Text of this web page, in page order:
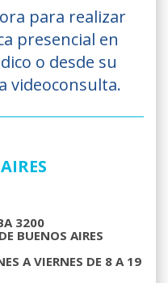
para realizar
presencial en
o desde su
videoconsulta.
3200
BUENOS AIRES
A VIERNES DE 8 A 19